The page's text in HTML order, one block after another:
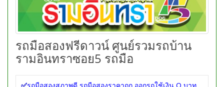
รถมือสองฟรีดาวน์ ศูนย์รวมรถบ้าน
รามอินทราซอย5 รถมือ